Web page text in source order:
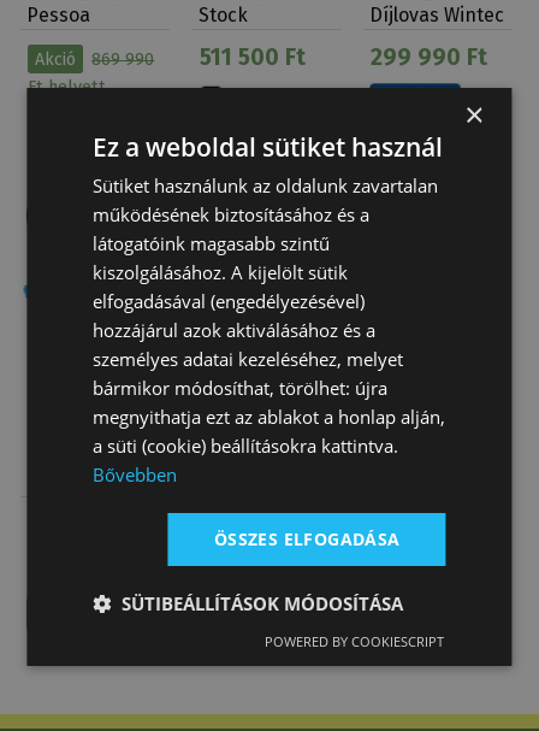
Pessoa
Rodrigo Gen-X
Elite
Akció
869 990
Fthelyett
Stock
511 500 Ft
Díjlovas Wintec
299 990 Ft
Csak rendelésre
Távlovas
×
Ez a weboldal sütiket használ
Sütiket használunk az oldalunk zavartalan
működésének biztosításához és a
látogatóink magasabb szintű
kiszolgálásához. A kijelölt sütik
elfogadásával (engedélyezésével)
hozzájárul azok aktiválásához és a
személyes adatai kezeléséhez, melyet
bármikor módosíthat, törölhet: újra
megnyithatja ezt az ablakot a honlap alján,
a süti (cookie) beállításokra kattintva.
Bővebben
ÖSSZES ELFOGADÁSA
SÜTIBEÁLLÍTÁSOK MÓDOSÍTÁSA
POWERED BY COOKIESCRIPT